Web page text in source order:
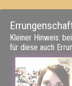
Kleiner Hinweis:
für diese auch